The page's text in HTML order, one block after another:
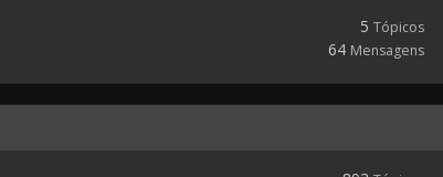
5 Tópicos
64 Mensagens